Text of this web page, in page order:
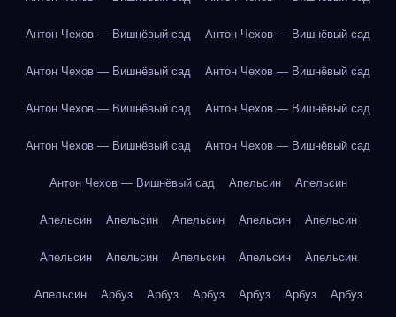
Антон Чехов — Вишнёвый сад Антон Чехов — Вишнёвый сад
Антон Чехов — Вишнёвый сад Антон Чехов — Вишнёвый сад
Антон Чехов — Вишнёвый сад Антон Чехов — Вишнёвый сад
Антон Чехов — Вишнёвый сад Антон Чехов — Вишнёвый сад
Антон Чехов — Вишнёвый сад Апельсин Апельсин
Апельсин Апельсин Апельсин Апельсин Апельсин
Апельсин Апельсин Апельсин Апельсин Апельсин
Апельсин Арбуз Арбуз Арбуз Арбуз Арбуз Арбуз